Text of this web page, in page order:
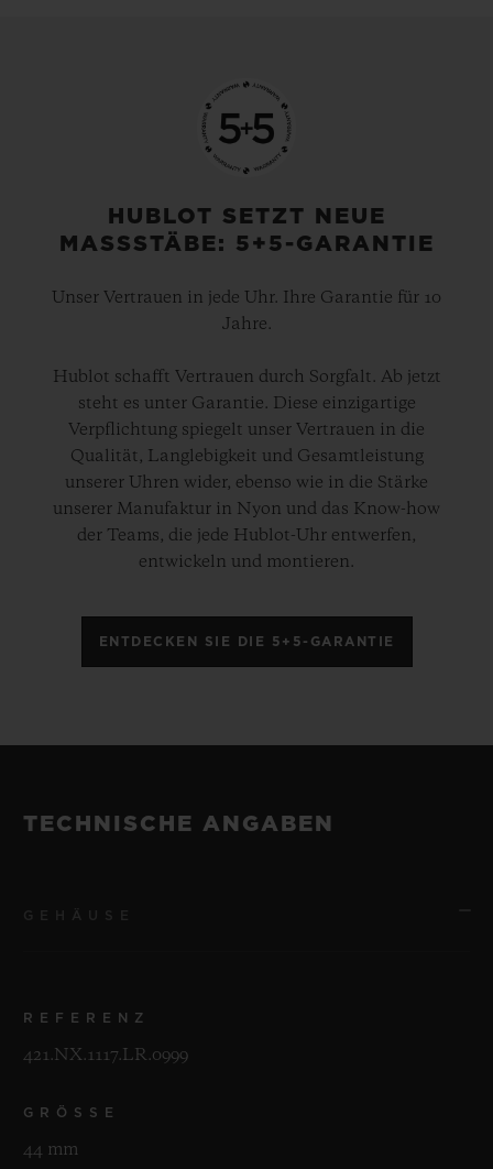
HUBLOT SETZT NEUE
MASSSTÄBE: 5+5-GARANTIE
Unser Vertrauen in jede Uhr. Ihre Garantie für 10
Jahre.
Hublot schafft Vertrauen durch Sorgfalt. Ab jetzt
steht es unter Garantie. Diese einzigartige
Verpflichtung spiegelt unser Vertrauen in die
Qualität, Langlebigkeit und Gesamtleistung
unserer Uhren wider, ebenso wie in die Stärke
unserer Manufaktur in Nyon und das Know-how
der Teams, die jede Hublot-Uhr entwerfen,
entwickeln und montieren.
ENTDECKEN SIE DIE 5+5-GARANTIE
TECHNISCHE ANGABEN
REFERENZ
421.NX.1117.LR.0999
GRÖSSE
44 mm